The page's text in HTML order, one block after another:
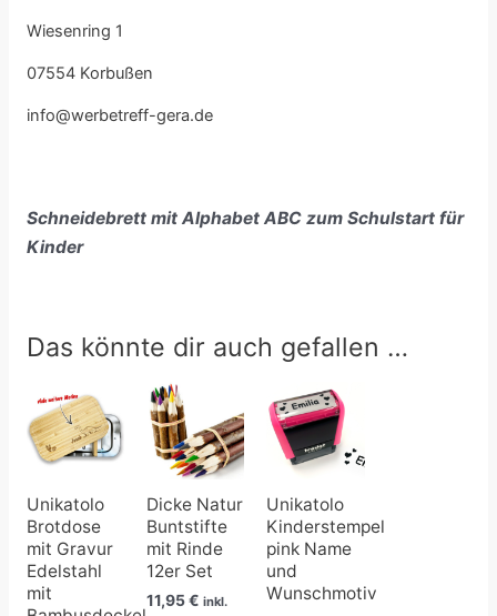
Wiesenring 1
07554 Korbußen
info@werbetreff-gera.de
Schneidebrett mit Alphabet ABC zum Schulstart für
Kinder
Das könnte dir auch gefallen …
Unikatolo
Brotdose
mit Gravur
Edelstahl
mit
Preisspanne:
23,90 €
bis
33,50 €
Dicke Natur
Buntstifte
mit Rinde
12er Set
11,95€ inkl.
Unikatolo
Kinderstempel
pink Name
und
Wunschmotiv
Preisspanne:
16,50 €
bis
17,99 €